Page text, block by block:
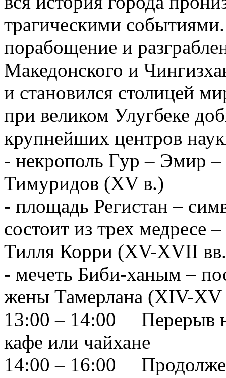
трагическими
порабощение и
Македонского и
и становился столицей
при великом Улугбеке
крупнейших центров
- некрополь Гур – Эмир –
Тимуридов (XV в.)
- площадь Регистан –
состоит из трех медресе
Тилля Корри (XV-XVII
- мечеть Биби-ханым –
жены Тамерлана (XIV-XV
13:00 – 14:00 Перерыв
кафе или чайхане
14:00 – 16:00